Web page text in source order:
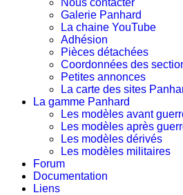
Nous contacter
Galerie Panhard
La chaine YouTube
Adhésion
Pièces détachées
Coordonnées des
Petites annonces
La carte des sites
La gamme Panhard
Les modèles avant
Les modèles après
Les modèles dérivés
Les modèles militaires
Forum
Documentation
Liens